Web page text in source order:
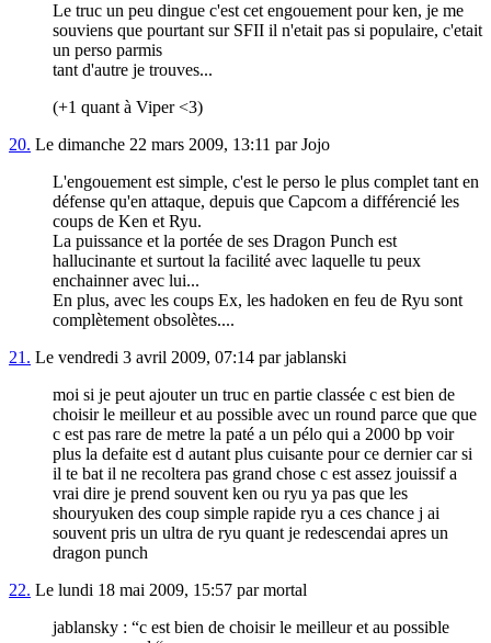
Le truc un peu dingue c'est cet engouement pour ken, je me
souviens que pourtant sur SFII il n'etait pas si populaire, c'etait
un perso parmis
tant d'autre je trouves...
(+1 quant à Viper <3)
20. Le dimanche 22 mars 2009, 13:11 par Jojo
L'engouement est simple, c'est le perso le plus complet tant en
défense qu'en attaque, depuis que Capcom a différencié les
coups de Ken et Ryu.
La puissance et la portée de ses Dragon Punch est
hallucinante et surtout la facilité avec laquelle tu peux
enchainner avec lui...
En plus, avec les coups Ex, les hadoken en feu de Ryu sont
complètement obsolètes....
21. Le vendredi 3 avril 2009, 07:14 par jablanski
moi si je peut ajouter un truc en partie classée c est bien de
choisir le meilleur et au possible avec un round parce que que
c est pas rare de metre la paté a un pélo qui a 2000 bp voir
plus la defaite est d autant plus cuisante pour ce dernier car si
il te bat il ne recoltera pas grand chose c est assez jouissif a
vrai dire je prend souvent ken ou ryu ya pas que les
shouryuken des coup simple rapide ryu a ces chance j ai
souvent pris un ultra de ryu quant je redescendai apres un
dragon punch
22. Le lundi 18 mai 2009, 15:57 par mortal
jablansky : “c est bien de choisir le meilleur et au possible